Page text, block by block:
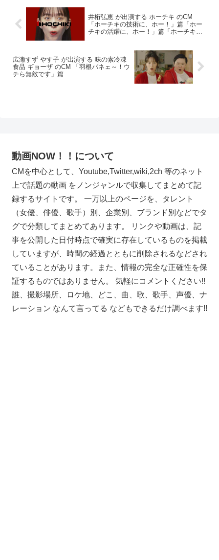
井桁弘恵 が出演する ホーチキ のCM
「ホーチキの技術に、ホー！」篇「ホー
チキの活躍に、ホー！」篇「ホーチキの
広瀬すず やす子 が出演する 味の素冷凍
食品 ギョーザ のCM 「羽根パネェ～！ウ
チら無敵です」篇
動画NOW！！について
CMを中心として、Youtube,Twitter,wiki,2ch 等のネット
上で話題の動画 をノンジャンルで収集してまとめて記
録するサイトです。 一万以上のページを、タレント
（女優、俳優、歌手）別、企業別、ブランド別などでタ
グで分類してまとめてあります。 リンクや動画は、記
事を公開した日付時点で確実に存在しているものを掲載
していますが、時間の経過とともに削除されるなどされ
ていることがあります。また、情報の完全な正確性を保
証するものではありません。 気軽にコメントください!!
誰、撮影場所、ロケ地、どこ、曲、歌、歌手、声優、ナ
レーション なんて言ってる などもできるだけ調べます!!